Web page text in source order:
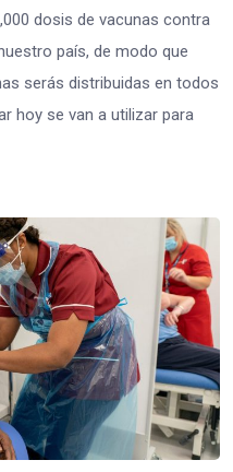
dosis de vacunas contra
país, de modo que
serás distribuidas en todos
hoy se van a utilizar para